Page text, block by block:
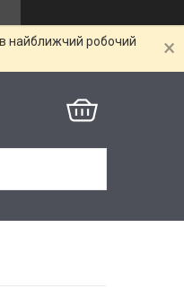
найближчий робочий